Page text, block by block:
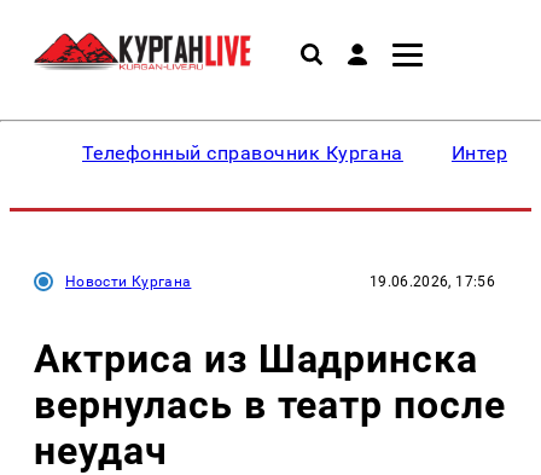
Телефонный справочник Кургана
Новости Кургана 19.06.2026, 17:56
Актриса из Шадринска
вернулась в театр после
неудач